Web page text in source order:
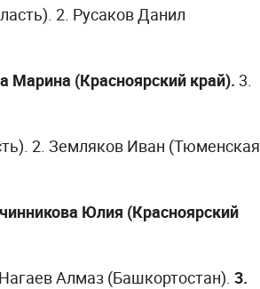
2. Русаков Данил
Марина (Красноярский край). 3.
2. Земляков Иван (Тюменская
Юлия (Красноярский
Алмаз (Башкортостан). 3.